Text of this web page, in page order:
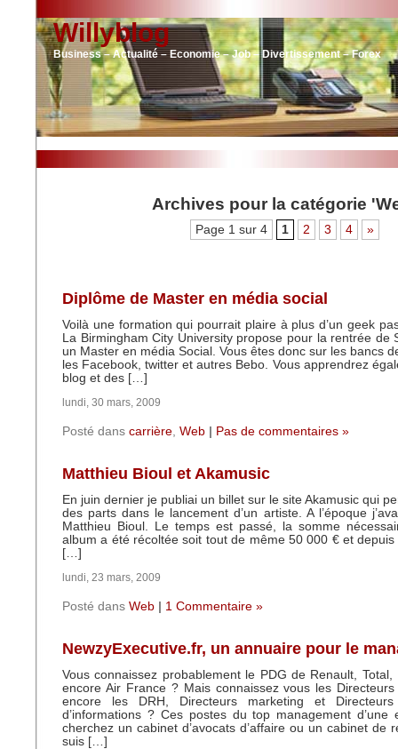
Willyblog
Business – Actualité – Economie – Job – Divertissement – Forex
Archives pour la catégorie
Page 1 sur 4 1 2 3 4 »
Diplôme de Master en média social
Voilà une formation qui pourrait plaire à plus d’un geek
La Birmingham City University propose pour la rentrée de
un Master en média Social. Vous êtes donc sur les bancs
les Facebook, twitter et autres Bebo. Vous apprendrez
blog et des […]
lundi, 30 mars, 2009
Posté dans carrière, Web Pas de commentaires »
Matthieu Bioul et Akamusic
En juin dernier je publiai un billet sur le site Akamusic qui
des parts dans le lancement d’un artiste. A l’époque
Matthieu Bioul. Le temps est passé, la somme
album a été récoltée soit tout de même 50 000 € et
[…]
lundi, 23 mars, 2009
Posté dans Web 1 Commentaire »
NewzyExecutive.fr, un annuaire pour le
Vous connaissez probablement le PDG de Renault, Total,
encore Air France ? Mais connaissez vous les
encore les DRH, Directeurs marketing et
d’informations ? Ces postes du top management d’une
cherchez un cabinet d’avocats d’affaire ou un cabinet de
suis […]